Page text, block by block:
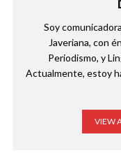
Soy
Javeriana, con
Periodismo, y
Actualmente, estoy
VIEW